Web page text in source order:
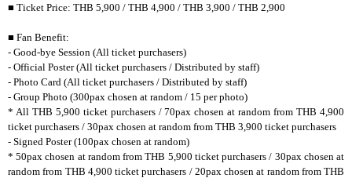
■ Ticket Price: THB 5,900 / THB 4,900 / THB 3,900 / THB 2,900
■ Fan Benefit:
- Good-bye Session (All ticket purchasers)
- Official Poster (All ticket purchasers / Distributed by staff)
- Photo Card (All ticket purchasers / Distributed by staff)
- Group Photo (300pax chosen at random / 15 per photo)
* All THB 5,900 ticket purchasers / 70pax chosen at random from THB 4,900
ticket purchasers / 30pax chosen at random from THB 3,900 ticket purchasers
- Signed Poster (100pax chosen at random)
* 50pax chosen at random from THB 5,900 ticket purchasers / 30pax chosen at
random from THB 4,900 ticket purchasers / 20pax chosen at random from THB